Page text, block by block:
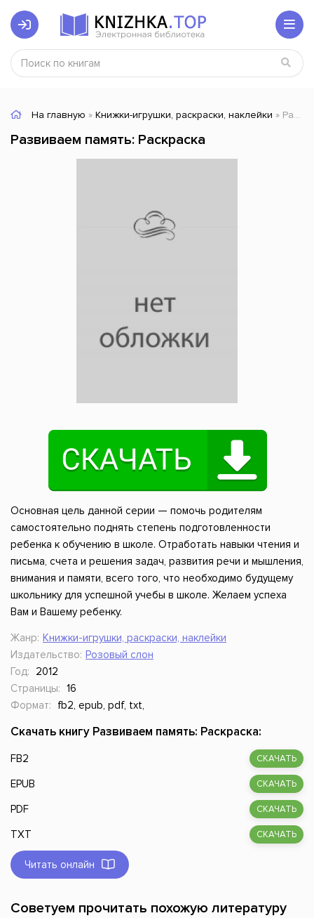
На главную » Книжки-игрушки, раскраски, наклейки » Развиваем память: Раскраска
Развиваем память: Раскраска
Основная цель данной серии — помочь родителям
самостоятельно поднять степень подготовленности
ребенка к обучению в школе. Отработать навыки чтения и
письма, счета и решения задач, развития речи и мышления,
внимания и памяти, всего того, что необходимо будущему
школьнику для успешной учебы в школе. Желаем успеха
Вам и Вашему ребенку.
Жанр: Книжки-игрушки, раскраски, наклейки
Издательство: Розовый слон
Год:
2012
Страницы: 16
Формат:
fb2, epub, pdf, txt,
Скачать книгу Развиваем память: Раскраска:
FB2 СКАЧАТЬ
EPUB СКАЧАТЬ
PDF СКАЧАТЬ
TXT СКАЧАТЬ
Читать онлайн
Советуем прочитать похожую литературу